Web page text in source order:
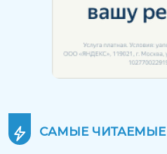
САМЫЕ ЧИТАЕМЫЕ